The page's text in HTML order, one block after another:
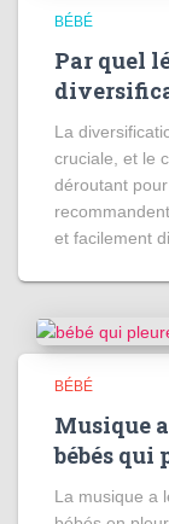
BÉBÉ
Par quel
La
cruciale, et le
déroutant
et facilement
BÉBÉ
Musique
bébés
La musique a